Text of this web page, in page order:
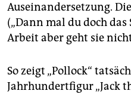
Auseinandersetzung.
(„Dann mal du doch
Arbeit aber geht sie
So zeigt „Pollock“
Jahrhundertfigur „Jack